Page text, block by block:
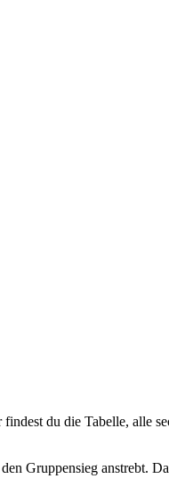
du die Tabelle, alle
Gruppensieg anstrebt.